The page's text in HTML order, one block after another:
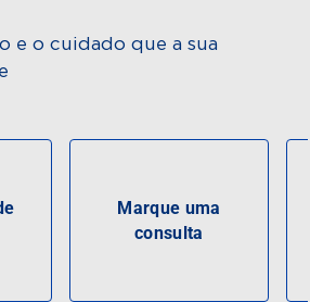
e o cuidado que a sua
Marque uma
consulta